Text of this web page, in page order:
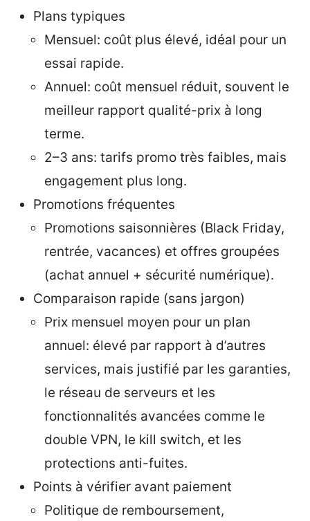
Plans typiques
Mensuel: coût plus élevé, idéal pour un
essai rapide.
Annuel: coût mensuel réduit, souvent le
meilleur rapport qualité-prix à long
terme.
2–3 ans: tarifs promo très faibles, mais
engagement plus long.
Promotions fréquentes
Promotions saisonnières (Black Friday,
rentrée, vacances) et offres groupées
(achat annuel + sécurité numérique).
Comparaison rapide (sans jargon)
Prix mensuel moyen pour un plan
annuel: élevé par rapport à d’autres
services, mais justifié par les garanties,
le réseau de serveurs et les
fonctionnalités avancées comme le
double VPN, le kill switch, et les
protections anti-fuites.
Points à vérifier avant paiement
Politique de remboursement,